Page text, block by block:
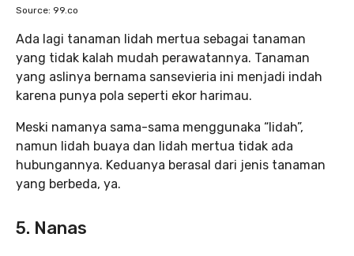
Source: 99.co
Ada lagi tanaman lidah mertua sebagai tanaman
yang tidak kalah mudah perawatannya. Tanaman
yang aslinya bernama sansevieria ini menjadi indah
karena punya pola seperti ekor harimau.
Meski namanya sama-sama menggunaka “lidah”,
namun lidah buaya dan lidah mertua tidak ada
hubungannya. Keduanya berasal dari jenis tanaman
yang berbeda, ya.
5. Nanas